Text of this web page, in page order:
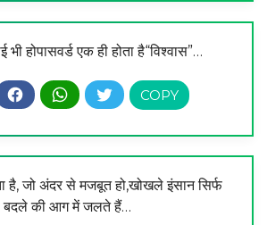
भी होपासवर्ड एक ही होता है“विश्वास”…
है, जो अंदर से मजबूत हो,खोखले इंसान सिर्फ
बदले की आग में जलते हैं…